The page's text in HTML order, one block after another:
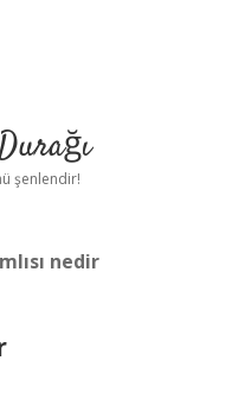
şenlendir!
nedir